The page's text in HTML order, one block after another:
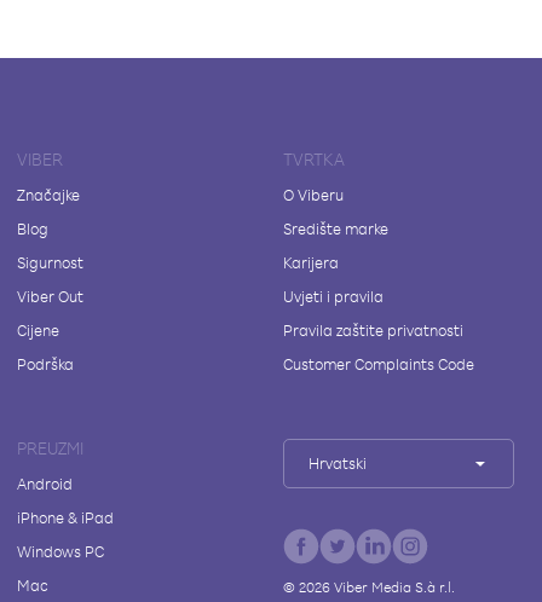
VIBER
Značajke
Blog
Sigurnost
Viber Out
Cijene
Podrška
TVRTKA
O Viberu
Središte marke
Karijera
Uvjeti i pravila
Pravila zaštite privatnosti
Customer Complaints Code
PREUZMI
Android
iPhone & iPad
Windows PC
Mac
Hrvatski
© 2026Viber Media S.à r.l.